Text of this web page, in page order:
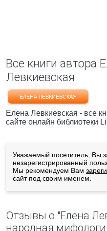
Все книги автора
Левкиевская
ЕЛЕНА ЛЕВКИЕВСКАЯ
Елена Левкиевская - все
сайте онлайн библиотеки
Уважаемый посетитель, Вы
незарегистрированный
Мы рекомендуем Вам
сайт под своим именем.
Отзывы о "Елена
народная